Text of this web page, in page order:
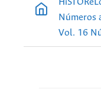
Números
Vol. 16